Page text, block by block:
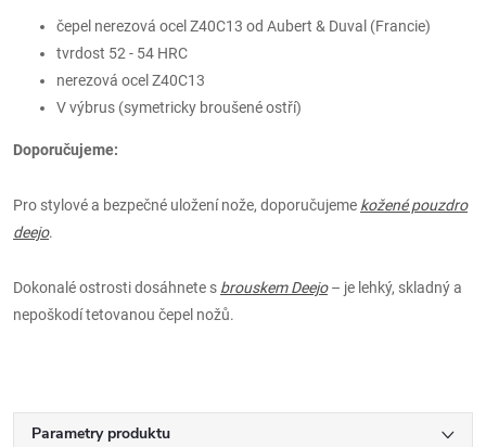
čepel nerezová ocel Z40C13 od Aubert & Duval (Francie)
tvrdost 52 - 54 HRC
nerezová ocel Z40C13
V výbrus (symetricky broušené ostří)
Doporučujeme:
Pro stylové a bezpečné uložení nože, doporučujeme kožené pouzdro
deejo.
Dokonalé ostrosti dosáhnete s brouskem Deejo– je lehký, skladný a
nepoškodí tetovanou čepel nožů.
Parametry produktu